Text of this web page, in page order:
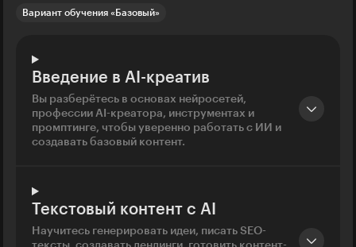
Вариант обучения «Базовый»
Введение в AI-креатив
Вы разберётесь в основах нейросетей,
профессии AI-креатора, инструментах и
промптинге, чтобы уверенно работать с ИИ и
создавать базовый контент.
Текстовый контент с AI
Научитесь генерировать идеи, писать SEO-